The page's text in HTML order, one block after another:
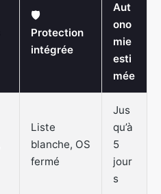
🛡️
Protection
intégrée
Aut
ono
mie
esti
mée
Liste
blanche, OS
fermé
Jus
qu’à
5
jour
s